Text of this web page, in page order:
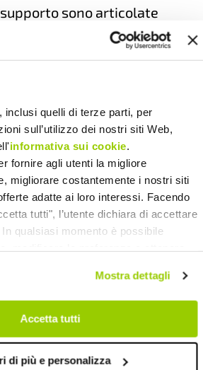
inclusi quelli di terze parti, per
sull’utilizzo dei nostri siti Web,
informativa sui cookie.
fornire agli utenti la migliore
migliorare costantemente i nostri siti
adatte ai loro interessi. Facendo
tutti", l’utente dichiara di accettare
In qualsiasi momento è possibile
Chiudendo questa
tasto in alto a destra continui
Mostra dettagli
Accetta tutti
di più e personalizza
sono articolate
di intervento:
orientare il caregiver
servizi e alle diverse
a disposizione e di
su pratiche
compresa la
del Modulo di
del caregiver
a supporto del caregiver,
Aldebaran,
tipologie di
con attività